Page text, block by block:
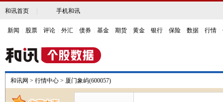
和讯首页 手机和讯
新闻 股票 评论 外汇 债券 基金 期货 黄金 银行 保险 数据 行情
和讯网 > 行情中心 > 厦门象屿(600057)